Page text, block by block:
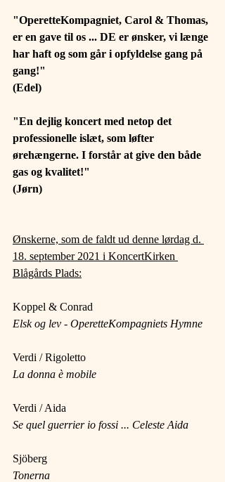
"OperetteKompagniet, Carol & Thomas,
er en gave til os ... DE er ønsker, vi længe
har haft og som går i opfyldelse gang på
gang!"
(Edel)
"En dejlig koncert med netop det
professionelle islæt, som løfter
ørehængerne. I forstår at give den både
gas og kvalitet!"
(Jørn)
Ønskerne, som de faldt ud denne lørdag d.
18. september 2021 i KoncertKirken
Blågårds Plads:
Koppel & Conrad
Elsk og lev - OperetteKompagniets Hymne
Verdi / Rigoletto
La donna è mobile
Verdi / Aida
Se quel guerrier io fossi ... Celeste Aida
Sjöberg
Tonerna